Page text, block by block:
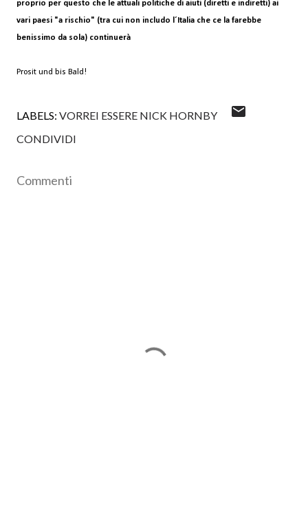
proprio per questo che le attuali politiche di aiuti (diretti e indiretti) ai
vari paesi "a rischio" (tra cui non includo l´Italia che ce la farebbe
benissimo da sola) continuerà
Prosit und bis Bald!
LABELS: VORREI ESSERE NICK HORNBY
CONDIVIDI
Commenti